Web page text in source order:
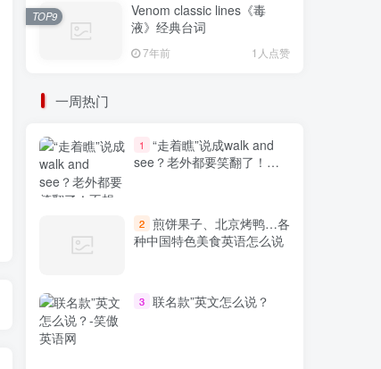
Venom classic lines《毒
液》经典台词
7年前 1人点赞
TOP9
一周热门
1
“走着瞧”说成walk and
see？老外都要笑翻了！不
2 煎饼果子、北京烤鸭…各
种中国特色美食英语怎么说
3 联名款”英文怎么说？